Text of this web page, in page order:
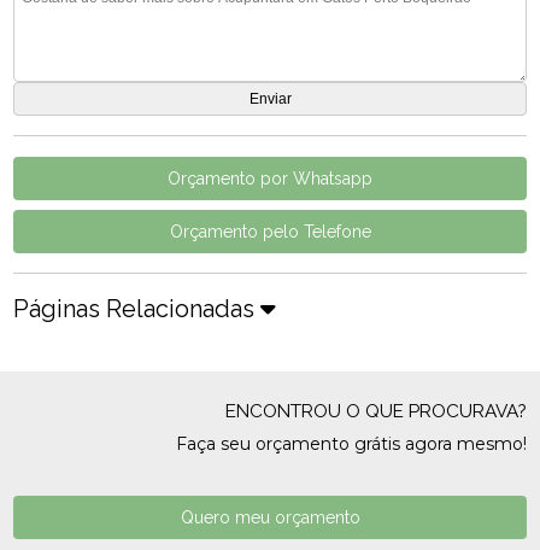
Orçamento por Whatsapp
Orçamento pelo Telefone
Páginas Relacionadas
ENCONTROU O QUE PROCURAVA?
Faça seu orçamento grátis agora mesmo!
Quero meu orçamento